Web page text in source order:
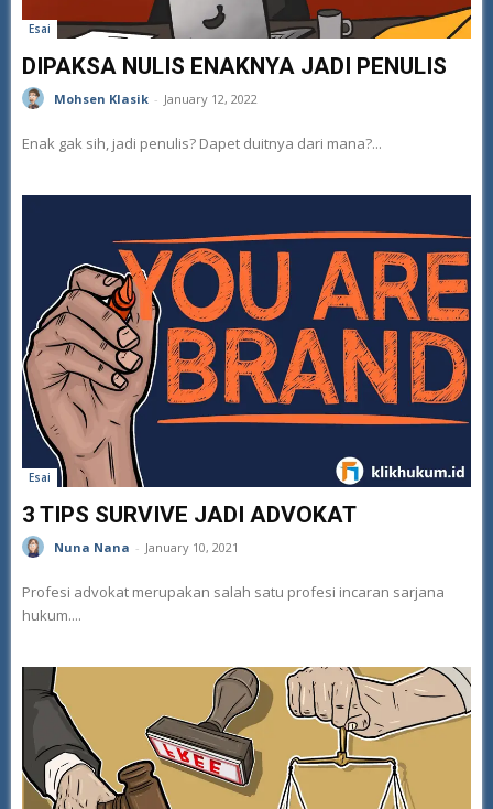
Esai
DIPAKSA NULIS ENAKNYA JADI PENULIS
Mohsen Klasik - January 12, 2022
Enak gak sih, jadi penulis? Dapet duitnya dari mana?...
Esai
3 TIPS SURVIVE JADI ADVOKAT
Nuna Nana - January 10, 2021
Profesi advokat merupakan salah satu profesi incaran sarjana
hukum....